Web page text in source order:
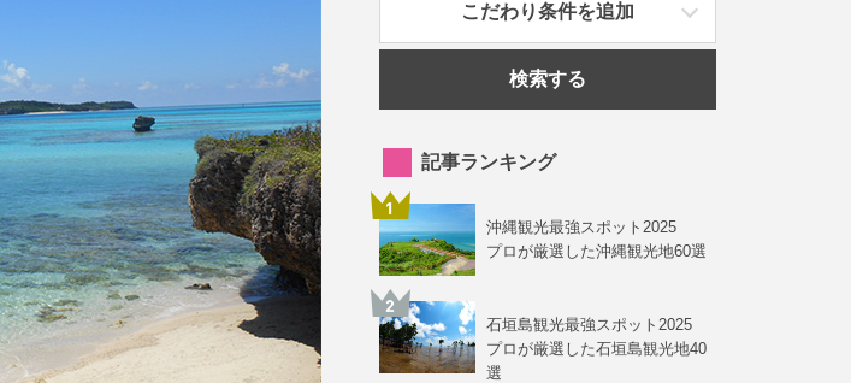
こだわり条件を追加
検索する
記事ランキング
沖縄観光最強スポット2025
プロが厳選した沖縄観光地60選
石垣島観光最強スポット2025
プロが厳選した石垣島観光地40
選